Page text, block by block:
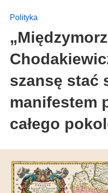
Polityka
szansę stać
manifestem
całego